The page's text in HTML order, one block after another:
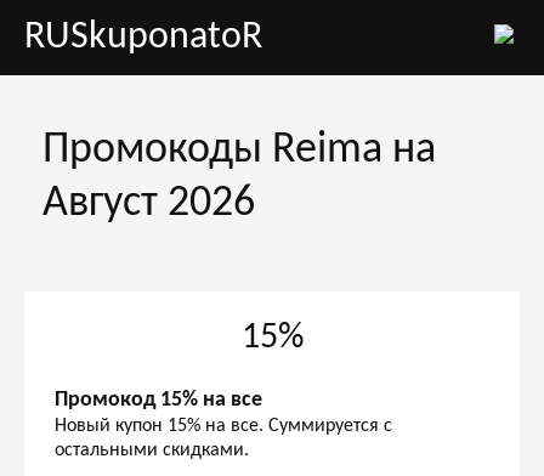
RUSkuponatoR
Промокоды Reima на
Август 2026
15%
Промокод 15% на все
Новый купон 15% на все. Суммируется с
остальными скидками.